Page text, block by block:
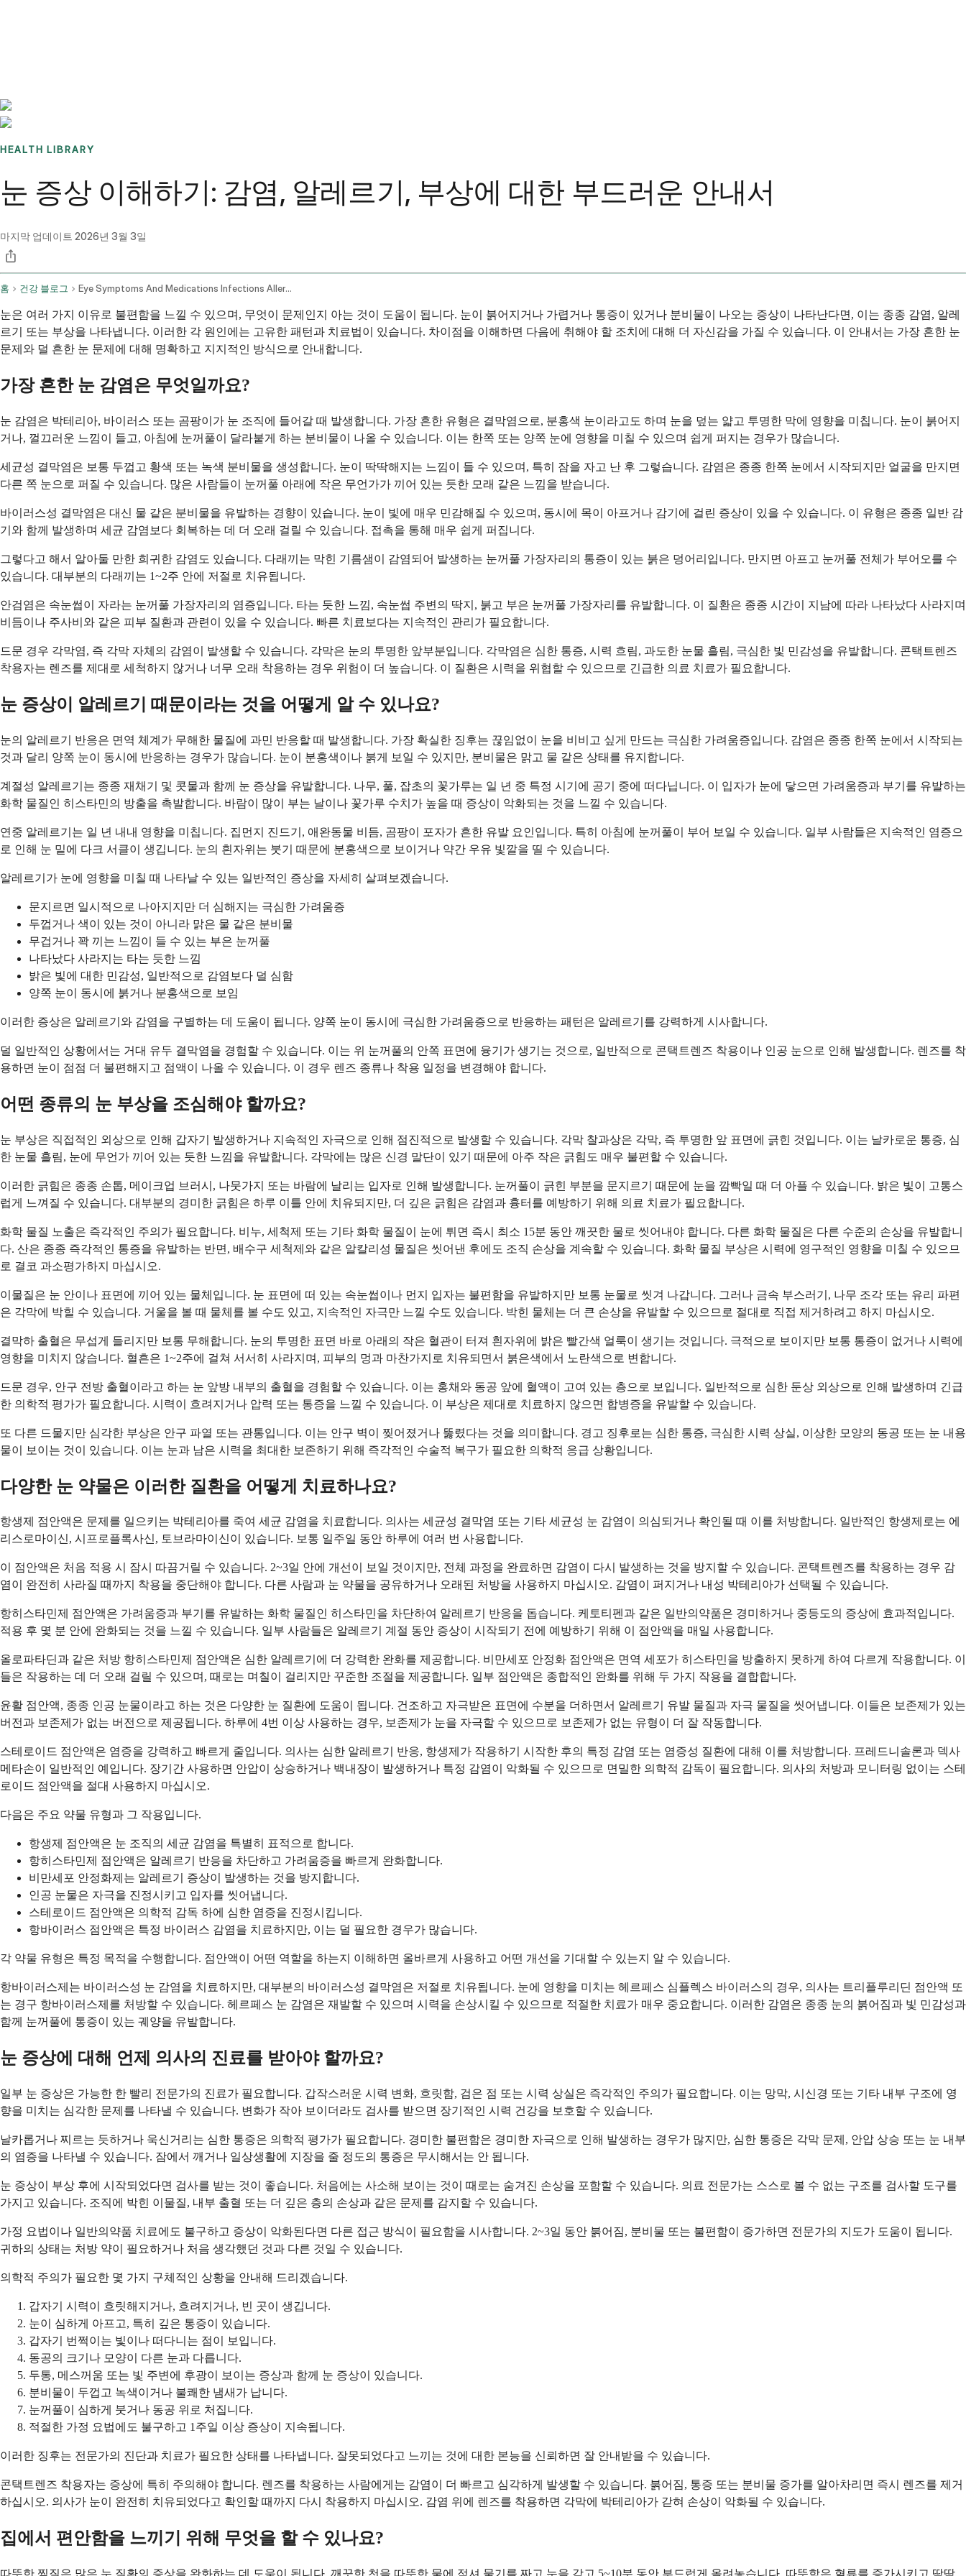
HEALTH LIBRARY
눈 증상 이해하기: 감염, 알레르기, 부상에 대한 부드러운 안내서
마지막 업데이트 2026년 3월 3일
홈 건강 블로그 Eye Symptoms And Medications Infections Allergies And Injuries
눈은 여러 가지 이유로 불편함을 느낄 수 있으며, 무엇이 문제인지 아는 것이 도움이 됩니다. 눈이 붉어지거나 가렵거나 통증이 있거나 분비물이 나오는 증상이 나타난다면, 이는 종종 감염, 알레
르기 또는 부상을 나타냅니다. 이러한 각 원인에는 고유한 패턴과 치료법이 있습니다. 차이점을 이해하면 다음에 취해야 할 조치에 대해 더 자신감을 가질 수 있습니다. 이 안내서는 가장 흔한 눈
문제와 덜 흔한 눈 문제에 대해 명확하고 지지적인 방식으로 안내합니다.
가장 흔한 눈 감염은 무엇일까요?
눈 감염은 박테리아, 바이러스 또는 곰팡이가 눈 조직에 들어갈 때 발생합니다. 가장 흔한 유형은 결막염으로, 분홍색 눈이라고도 하며 눈을 덮는 얇고 투명한 막에 영향을 미칩니다. 눈이 붉어지
거나, 껄끄러운 느낌이 들고, 아침에 눈꺼풀이 달라붙게 하는 분비물이 나올 수 있습니다. 이는 한쪽 또는 양쪽 눈에 영향을 미칠 수 있으며 쉽게 퍼지는 경우가 많습니다.
세균성 결막염은 보통 두껍고 황색 또는 녹색 분비물을 생성합니다. 눈이 딱딱해지는 느낌이 들 수 있으며, 특히 잠을 자고 난 후 그렇습니다. 감염은 종종 한쪽 눈에서 시작되지만 얼굴을 만지면
다른 쪽 눈으로 퍼질 수 있습니다. 많은 사람들이 눈꺼풀 아래에 작은 무언가가 끼어 있는 듯한 모래 같은 느낌을 받습니다.
바이러스성 결막염은 대신 물 같은 분비물을 유발하는 경향이 있습니다. 눈이 빛에 매우 민감해질 수 있으며, 동시에 목이 아프거나 감기에 걸린 증상이 있을 수 있습니다. 이 유형은 종종 일반 감
기와 함께 발생하며 세균 감염보다 회복하는 데 더 오래 걸릴 수 있습니다. 접촉을 통해 매우 쉽게 퍼집니다.
그렇다고 해서 알아둘 만한 희귀한 감염도 있습니다. 다래끼는 막힌 기름샘이 감염되어 발생하는 눈꺼풀 가장자리의 통증이 있는 붉은 덩어리입니다. 만지면 아프고 눈꺼풀 전체가 부어오를 수
있습니다. 대부분의 다래끼는 1~2주 안에 저절로 치유됩니다.
안검염은 속눈썹이 자라는 눈꺼풀 가장자리의 염증입니다. 타는 듯한 느낌, 속눈썹 주변의 딱지, 붉고 부은 눈꺼풀 가장자리를 유발합니다. 이 질환은 종종 시간이 지남에 따라 나타났다 사라지며
비듬이나 주사비와 같은 피부 질환과 관련이 있을 수 있습니다. 빠른 치료보다는 지속적인 관리가 필요합니다.
드문 경우 각막염, 즉 각막 자체의 감염이 발생할 수 있습니다. 각막은 눈의 투명한 앞부분입니다. 각막염은 심한 통증, 시력 흐림, 과도한 눈물 흘림, 극심한 빛 민감성을 유발합니다. 콘택트렌즈
착용자는 렌즈를 제대로 세척하지 않거나 너무 오래 착용하는 경우 위험이 더 높습니다. 이 질환은 시력을 위협할 수 있으므로 긴급한 의료 치료가 필요합니다.
눈 증상이 알레르기 때문이라는 것을 어떻게 알 수 있나요?
눈의 알레르기 반응은 면역 체계가 무해한 물질에 과민 반응할 때 발생합니다. 가장 확실한 징후는 끊임없이 눈을 비비고 싶게 만드는 극심한 가려움증입니다. 감염은 종종 한쪽 눈에서 시작되는
것과 달리 양쪽 눈이 동시에 반응하는 경우가 많습니다. 눈이 분홍색이나 붉게 보일 수 있지만, 분비물은 맑고 물 같은 상태를 유지합니다.
계절성 알레르기는 종종 재채기 및 콧물과 함께 눈 증상을 유발합니다. 나무, 풀, 잡초의 꽃가루는 일 년 중 특정 시기에 공기 중에 떠다닙니다. 이 입자가 눈에 닿으면 가려움증과 부기를 유발하는
화학 물질인 히스타민의 방출을 촉발합니다. 바람이 많이 부는 날이나 꽃가루 수치가 높을 때 증상이 악화되는 것을 느낄 수 있습니다.
연중 알레르기는 일 년 내내 영향을 미칩니다. 집먼지 진드기, 애완동물 비듬, 곰팡이 포자가 흔한 유발 요인입니다. 특히 아침에 눈꺼풀이 부어 보일 수 있습니다. 일부 사람들은 지속적인 염증으
로 인해 눈 밑에 다크 서클이 생깁니다. 눈의 흰자위는 붓기 때문에 분홍색으로 보이거나 약간 우유 빛깔을 띨 수 있습니다.
알레르기가 눈에 영향을 미칠 때 나타날 수 있는 일반적인 증상을 자세히 살펴보겠습니다.
문지르면 일시적으로 나아지지만 더 심해지는 극심한 가려움증
두껍거나 색이 있는 것이 아니라 맑은 물 같은 분비물
무겁거나 꽉 끼는 느낌이 들 수 있는 부은 눈꺼풀
나타났다 사라지는 타는 듯한 느낌
밝은 빛에 대한 민감성, 일반적으로 감염보다 덜 심함
양쪽 눈이 동시에 붉거나 분홍색으로 보임
이러한 증상은 알레르기와 감염을 구별하는 데 도움이 됩니다. 양쪽 눈이 동시에 극심한 가려움증으로 반응하는 패턴은 알레르기를 강력하게 시사합니다.
덜 일반적인 상황에서는 거대 유두 결막염을 경험할 수 있습니다. 이는 위 눈꺼풀의 안쪽 표면에 융기가 생기는 것으로, 일반적으로 콘택트렌즈 착용이나 인공 눈으로 인해 발생합니다. 렌즈를 착
용하면 눈이 점점 더 불편해지고 점액이 나올 수 있습니다. 이 경우 렌즈 종류나 착용 일정을 변경해야 합니다.
어떤 종류의 눈 부상을 조심해야 할까요?
눈 부상은 직접적인 외상으로 인해 갑자기 발생하거나 지속적인 자극으로 인해 점진적으로 발생할 수 있습니다. 각막 찰과상은 각막, 즉 투명한 앞 표면에 긁힌 것입니다. 이는 날카로운 통증, 심
한 눈물 흘림, 눈에 무언가 끼어 있는 듯한 느낌을 유발합니다. 각막에는 많은 신경 말단이 있기 때문에 아주 작은 긁힘도 매우 불편할 수 있습니다.
이러한 긁힘은 종종 손톱, 메이크업 브러시, 나뭇가지 또는 바람에 날리는 입자로 인해 발생합니다. 눈꺼풀이 긁힌 부분을 문지르기 때문에 눈을 깜빡일 때 더 아플 수 있습니다. 밝은 빛이 고통스
럽게 느껴질 수 있습니다. 대부분의 경미한 긁힘은 하루 이틀 안에 치유되지만, 더 깊은 긁힘은 감염과 흉터를 예방하기 위해 의료 치료가 필요합니다.
화학 물질 노출은 즉각적인 주의가 필요합니다. 비누, 세척제 또는 기타 화학 물질이 눈에 튀면 즉시 최소 15분 동안 깨끗한 물로 씻어내야 합니다. 다른 화학 물질은 다른 수준의 손상을 유발합니
다. 산은 종종 즉각적인 통증을 유발하는 반면, 배수구 세척제와 같은 알칼리성 물질은 씻어낸 후에도 조직 손상을 계속할 수 있습니다. 화학 물질 부상은 시력에 영구적인 영향을 미칠 수 있으므
로 결코 과소평가하지 마십시오.
이물질은 눈 안이나 표면에 끼어 있는 물체입니다. 눈 표면에 떠 있는 속눈썹이나 먼지 입자는 불편함을 유발하지만 보통 눈물로 씻겨 나갑니다. 그러나 금속 부스러기, 나무 조각 또는 유리 파편
은 각막에 박힐 수 있습니다. 거울을 볼 때 물체를 볼 수도 있고, 지속적인 자극만 느낄 수도 있습니다. 박힌 물체는 더 큰 손상을 유발할 수 있으므로 절대로 직접 제거하려고 하지 마십시오.
결막하 출혈은 무섭게 들리지만 보통 무해합니다. 눈의 투명한 표면 바로 아래의 작은 혈관이 터져 흰자위에 밝은 빨간색 얼룩이 생기는 것입니다. 극적으로 보이지만 보통 통증이 없거나 시력에
영향을 미치지 않습니다. 혈흔은 1~2주에 걸쳐 서서히 사라지며, 피부의 멍과 마찬가지로 치유되면서 붉은색에서 노란색으로 변합니다.
드문 경우, 안구 전방 출혈이라고 하는 눈 앞방 내부의 출혈을 경험할 수 있습니다. 이는 홍채와 동공 앞에 혈액이 고여 있는 층으로 보입니다. 일반적으로 심한 둔상 외상으로 인해 발생하며 긴급
한 의학적 평가가 필요합니다. 시력이 흐려지거나 압력 또는 통증을 느낄 수 있습니다. 이 부상은 제대로 치료하지 않으면 합병증을 유발할 수 있습니다.
또 다른 드물지만 심각한 부상은 안구 파열 또는 관통입니다. 이는 안구 벽이 찢어졌거나 뚫렸다는 것을 의미합니다. 경고 징후로는 심한 통증, 극심한 시력 상실, 이상한 모양의 동공 또는 눈 내용
물이 보이는 것이 있습니다. 이는 눈과 남은 시력을 최대한 보존하기 위해 즉각적인 수술적 복구가 필요한 의학적 응급 상황입니다.
다양한 눈 약물은 이러한 질환을 어떻게 치료하나요?
항생제 점안액은 문제를 일으키는 박테리아를 죽여 세균 감염을 치료합니다. 의사는 세균성 결막염 또는 기타 세균성 눈 감염이 의심되거나 확인될 때 이를 처방합니다. 일반적인 항생제로는 에
리스로마이신, 시프로플록사신, 토브라마이신이 있습니다. 보통 일주일 동안 하루에 여러 번 사용합니다.
이 점안액은 처음 적용 시 잠시 따끔거릴 수 있습니다. 2~3일 안에 개선이 보일 것이지만, 전체 과정을 완료하면 감염이 다시 발생하는 것을 방지할 수 있습니다. 콘택트렌즈를 착용하는 경우 감
염이 완전히 사라질 때까지 착용을 중단해야 합니다. 다른 사람과 눈 약물을 공유하거나 오래된 처방을 사용하지 마십시오. 감염이 퍼지거나 내성 박테리아가 선택될 수 있습니다.
항히스타민제 점안액은 가려움증과 부기를 유발하는 화학 물질인 히스타민을 차단하여 알레르기 반응을 돕습니다. 케토티펜과 같은 일반의약품은 경미하거나 중등도의 증상에 효과적입니다.
적용 후 몇 분 안에 완화되는 것을 느낄 수 있습니다. 일부 사람들은 알레르기 계절 동안 증상이 시작되기 전에 예방하기 위해 이 점안액을 매일 사용합니다.
올로파타딘과 같은 처방 항히스타민제 점안액은 심한 알레르기에 더 강력한 완화를 제공합니다. 비만세포 안정화 점안액은 면역 세포가 히스타민을 방출하지 못하게 하여 다르게 작용합니다. 이
들은 작용하는 데 더 오래 걸릴 수 있으며, 때로는 며칠이 걸리지만 꾸준한 조절을 제공합니다. 일부 점안액은 종합적인 완화를 위해 두 가지 작용을 결합합니다.
윤활 점안액, 종종 인공 눈물이라고 하는 것은 다양한 눈 질환에 도움이 됩니다. 건조하고 자극받은 표면에 수분을 더하면서 알레르기 유발 물질과 자극 물질을 씻어냅니다. 이들은 보존제가 있는
버전과 보존제가 없는 버전으로 제공됩니다. 하루에 4번 이상 사용하는 경우, 보존제가 눈을 자극할 수 있으므로 보존제가 없는 유형이 더 잘 작동합니다.
스테로이드 점안액은 염증을 강력하고 빠르게 줄입니다. 의사는 심한 알레르기 반응, 항생제가 작용하기 시작한 후의 특정 감염 또는 염증성 질환에 대해 이를 처방합니다. 프레드니솔론과 덱사
메타손이 일반적인 예입니다. 장기간 사용하면 안압이 상승하거나 백내장이 발생하거나 특정 감염이 악화될 수 있으므로 면밀한 의학적 감독이 필요합니다. 의사의 처방과 모니터링 없이는 스테
로이드 점안액을 절대 사용하지 마십시오.
다음은 주요 약물 유형과 그 작용입니다.
항생제 점안액은 눈 조직의 세균 감염을 특별히 표적으로 합니다.
항히스타민제 점안액은 알레르기 반응을 차단하고 가려움증을 빠르게 완화합니다.
비만세포 안정화제는 알레르기 증상이 발생하는 것을 방지합니다.
인공 눈물은 자극을 진정시키고 입자를 씻어냅니다.
스테로이드 점안액은 의학적 감독 하에 심한 염증을 진정시킵니다.
항바이러스 점안액은 특정 바이러스 감염을 치료하지만, 이는 덜 필요한 경우가 많습니다.
각 약물 유형은 특정 목적을 수행합니다. 점안액이 어떤 역할을 하는지 이해하면 올바르게 사용하고 어떤 개선을 기대할 수 있는지 알 수 있습니다.
항바이러스제는 바이러스성 눈 감염을 치료하지만, 대부분의 바이러스성 결막염은 저절로 치유됩니다. 눈에 영향을 미치는 헤르페스 심플렉스 바이러스의 경우, 의사는 트리플루리딘 점안액 또
는 경구 항바이러스제를 처방할 수 있습니다. 헤르페스 눈 감염은 재발할 수 있으며 시력을 손상시킬 수 있으므로 적절한 치료가 매우 중요합니다. 이러한 감염은 종종 눈의 붉어짐과 빛 민감성과
함께 눈꺼풀에 통증이 있는 궤양을 유발합니다.
눈 증상에 대해 언제 의사의 진료를 받아야 할까요?
일부 눈 증상은 가능한 한 빨리 전문가의 진료가 필요합니다. 갑작스러운 시력 변화, 흐릿함, 검은 점 또는 시력 상실은 즉각적인 주의가 필요합니다. 이는 망막, 시신경 또는 기타 내부 구조에 영
향을 미치는 심각한 문제를 나타낼 수 있습니다. 변화가 작아 보이더라도 검사를 받으면 장기적인 시력 건강을 보호할 수 있습니다.
날카롭거나 찌르는 듯하거나 욱신거리는 심한 통증은 의학적 평가가 필요합니다. 경미한 불편함은 경미한 자극으로 인해 발생하는 경우가 많지만, 심한 통증은 각막 문제, 안압 상승 또는 눈 내부
의 염증을 나타낼 수 있습니다. 잠에서 깨거나 일상생활에 지장을 줄 정도의 통증은 무시해서는 안 됩니다.
눈 증상이 부상 후에 시작되었다면 검사를 받는 것이 좋습니다. 처음에는 사소해 보이는 것이 때로는 숨겨진 손상을 포함할 수 있습니다. 의료 전문가는 스스로 볼 수 없는 구조를 검사할 도구를
가지고 있습니다. 조직에 박힌 이물질, 내부 출혈 또는 더 깊은 층의 손상과 같은 문제를 감지할 수 있습니다.
가정 요법이나 일반의약품 치료에도 불구하고 증상이 악화된다면 다른 접근 방식이 필요함을 시사합니다. 2~3일 동안 붉어짐, 분비물 또는 불편함이 증가하면 전문가의 지도가 도움이 됩니다.
귀하의 상태는 처방 약이 필요하거나 처음 생각했던 것과 다른 것일 수 있습니다.
의학적 주의가 필요한 몇 가지 구체적인 상황을 안내해 드리겠습니다.
갑자기 시력이 흐릿해지거나, 흐려지거나, 빈 곳이 생깁니다.
눈이 심하게 아프고, 특히 깊은 통증이 있습니다.
갑자기 번쩍이는 빛이나 떠다니는 점이 보입니다.
동공의 크기나 모양이 다른 눈과 다릅니다.
두통, 메스꺼움 또는 빛 주변에 후광이 보이는 증상과 함께 눈 증상이 있습니다.
분비물이 두껍고 녹색이거나 불쾌한 냄새가 납니다.
눈꺼풀이 심하게 붓거나 동공 위로 처집니다.
적절한 가정 요법에도 불구하고 1주일 이상 증상이 지속됩니다.
이러한 징후는 전문가의 진단과 치료가 필요한 상태를 나타냅니다. 잘못되었다고 느끼는 것에 대한 본능을 신뢰하면 잘 안내받을 수 있습니다.
콘택트렌즈 착용자는 증상에 특히 주의해야 합니다. 렌즈를 착용하는 사람에게는 감염이 더 빠르고 심각하게 발생할 수 있습니다. 붉어짐, 통증 또는 분비물 증가를 알아차리면 즉시 렌즈를 제거
하십시오. 의사가 눈이 완전히 치유되었다고 확인할 때까지 다시 착용하지 마십시오. 감염 위에 렌즈를 착용하면 각막에 박테리아가 갇혀 손상이 악화될 수 있습니다.
집에서 편안함을 느끼기 위해 무엇을 할 수 있나요?
따뜻한 찜질은 많은 눈 질환의 증상을 완화하는 데 도움이 됩니다. 깨끗한 천을 따뜻한 물에 적셔 물기를 짜고 눈을 감고 5~10분 동안 부드럽게 올려놓습니다. 따뜻함은 혈류를 증가시키고 딱딱